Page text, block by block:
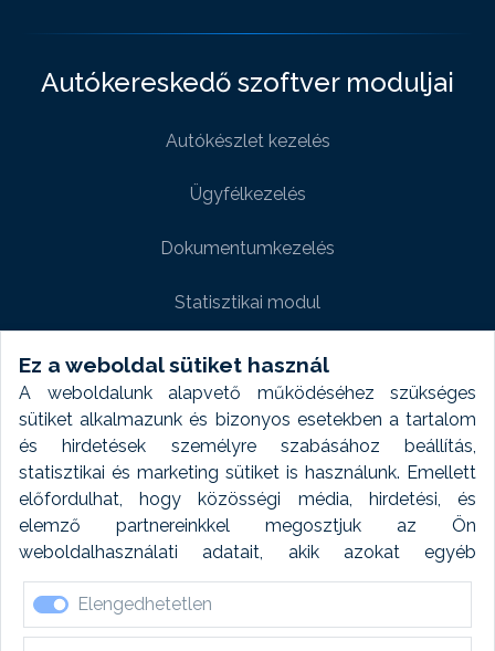
Ez a weboldal sütiket használ
A weboldalunk alapvető működéséhez szükséges
sütiket alkalmazunk és bizonyos esetekben a tartalom
és hirdetések személyre szabásához beállítás,
statisztikai és marketing sütiket is használunk. Emellett
előfordulhat, hogy közösségi média, hirdetési, és
elemző partnereinkkel megosztjuk az Ön
weboldalhasználati adatait, akik azokat egyéb
forrásokból gyűjtött adatokkal kombinálhatják. A sütik
elfogadásával kapcsolatosan naplózást végzünk és
ezen adatokat 6 hónap után automatikusan töröljük. A
Elengedhetetlen
Autókereskedő szoftver moduljai
Autókészlet kezelés
Ügyfélkezelés
Dokumentumkezelés
Statisztikai modul
Weboldal modul
Fényképtár extra modul
Autómosó modul
Feladatütemezés